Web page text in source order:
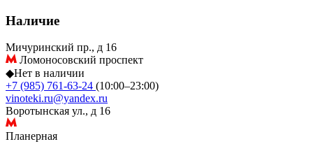
Наличие
Мичуринский пр., д 16
Ломоносовский проспект
◆Нет в наличии
+7 (985) 761-63-24 (10:00–23:00)
vinoteki.ru@yandex.ru
Воротынская ул., д 16
Планерная